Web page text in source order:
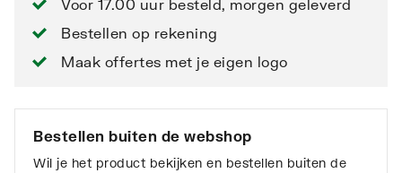
Voor 17.00 uur besteld, morgen geleverd
Bestellen op rekening
Maak offertes met je eigen logo
Bestellen buiten de webshop
Wil je het product bekijken en bestellen buiten de